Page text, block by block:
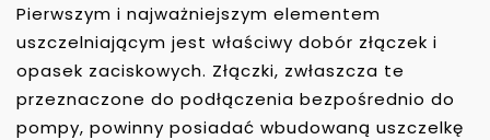
Pierwszym i najważniejszym elementem
uszczelniającym jest właściwy dobór złączek i
opasek zaciskowych. Złączki, zwłaszcza te
przeznaczone do podłączenia bezpośrednio do
pompy, powinny posiadać wbudowaną uszczelkę